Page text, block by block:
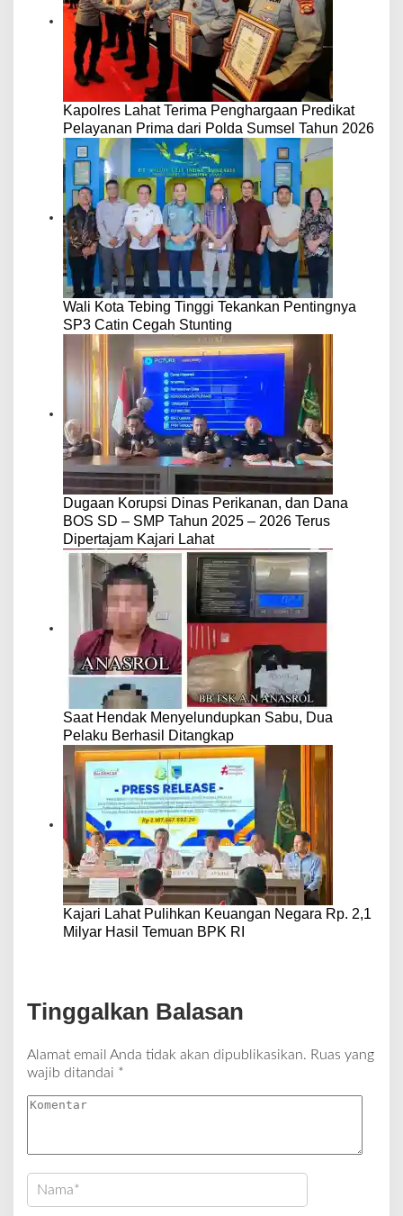
Kapolres Lahat Terima Penghargaan Predikat
Pelayanan Prima dari Polda Sumsel Tahun 2026
Wali Kota Tebing Tinggi Tekankan Pentingnya
SP3 Catin Cegah Stunting
Dugaan Korupsi Dinas Perikanan, dan Dana
BOS SD – SMP Tahun 2025 – 2026 Terus
Dipertajam Kajari Lahat
Saat Hendak Menyelundupkan Sabu, Dua
Pelaku Berhasil Ditangkap
Kajari Lahat Pulihkan Keuangan Negara Rp. 2,1
Milyar Hasil Temuan BPK RI
Tinggalkan Balasan
Alamat email Anda tidak akan dipublikasikan. Ruas yang
wajib ditandai *